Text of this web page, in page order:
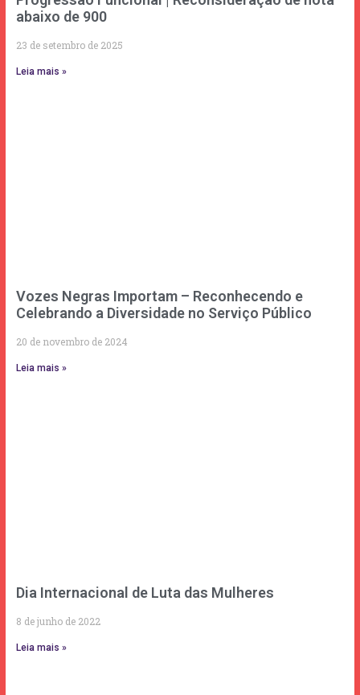
abaixo de 900
23 de setembro de 2025
Leia mais »
Vozes Negras Importam – Reconhecendo e
Celebrando a Diversidade no Serviço Público
20 de novembro de 2024
Leia mais »
Dia Internacional de Luta das Mulheres
8 de junho de 2022
Leia mais »